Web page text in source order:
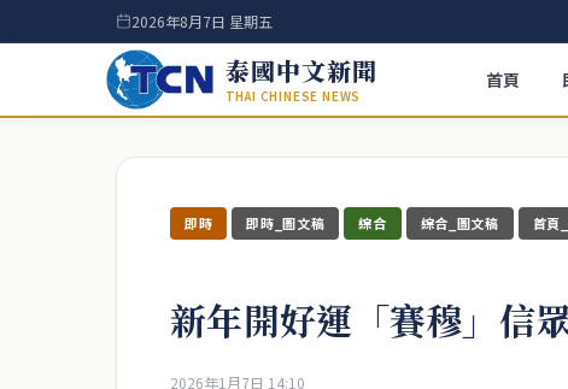
2026年8月7日 星期五
泰國中文新聞
THAI CHINESE NEWS
首頁
即時 即時_圖文稿 綜合 綜合_圖文稿 首頁
新年開好運「賽穆」信
2026年1月7日 14:10